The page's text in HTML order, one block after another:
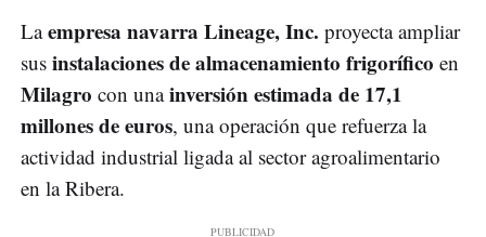
Laempresa navarra Lineage, Inc. proyecta ampliar
sus instalaciones de almacenamiento frigorífico en
Milagro con unainversión estimada de 17,1
millones de euros, una operación que refuerza la
actividad industrial ligada al sector agroalimentario
en la Ribera.